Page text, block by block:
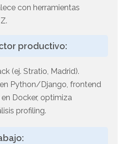
con herramientas
productivo:
(ej. Stratio, Madrid).
Python/Django, frontend
Docker, optimiza
profiling.